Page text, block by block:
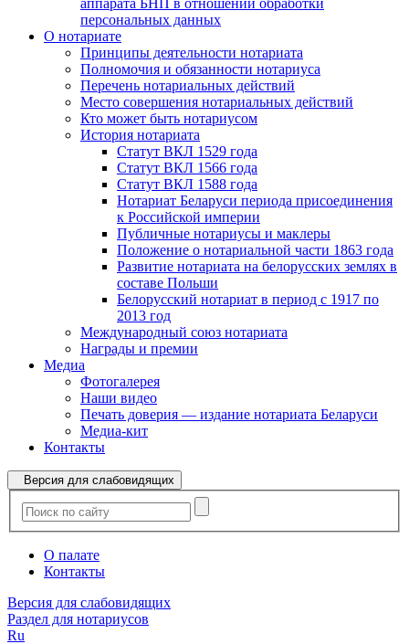
аппарата БНП в отношении обработки
персональных данных
О нотариате
Принципы деятельности нотариата
Полномочия и обязанности нотариуса
Перечень нотариальных действий
Место совершения нотариальных действий
Кто может быть нотариусом
История нотариата
Статут ВКЛ 1529 года
Статут ВКЛ 1566 года
Статут ВКЛ 1588 года
Нотариат Беларуси периода присоединения
к Российской империи
Публичные нотариусы и маклеры
Положение о нотариальной части 1863 года
Развитие нотариата на белорусских землях в
составе Польши
Белорусский нотариат в период с 1917 по
2013 год
Международный союз нотариата
Награды и премии
Медиа
Фотогалерея
Наши видео
Печать доверия — издание нотариата Беларуси
Медиа-кит
Контакты
Версия для слабовидящих
О палате
Контакты
Версия для слабовидящих
Раздел для нотариусов
Ru